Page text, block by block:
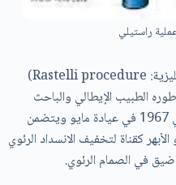
راستيلي
او عملية راستيلي (بالإنجليزية: Rastelli procedure)‏
الطبيب الإيطالي والباحث
في جراحات القلب، جيانكارلو راستيلي في 1967 في عيادة مايو ويتضمن
كقناة لتخفيف الانسداد الرئوي
في الصمام الرئوي.